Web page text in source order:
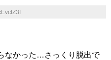
なかった…さっくり脱出で